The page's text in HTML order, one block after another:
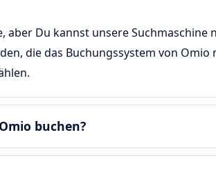
Du kannst unsere Suchmaschine
die das Buchungssystem von Omio
buchen?